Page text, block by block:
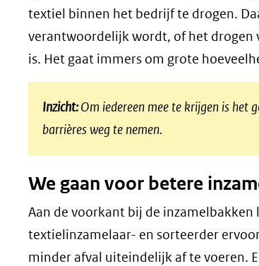
textiel binnen het bedrijf te drogen.
verantwoordelijk wordt, of het drogen
is. Het gaat immers om grote
Inzicht:Om iedereen mee te krijgen is het
barrières weg te nemen.
We gaan voor betere
Aan de voorkant bij de
textielinzamelaar- en sorteerder
minder afval uiteindelijk af te voeren.